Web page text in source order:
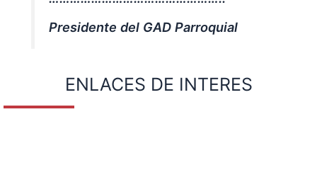
Presidente del GAD Parroquial
ENLACES DE INTERES